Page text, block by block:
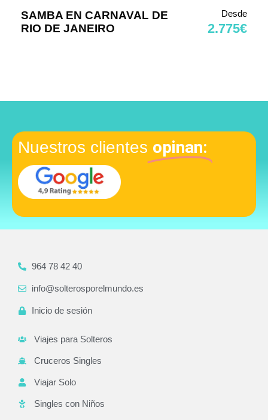
SAMBA EN CARNAVAL DE
RIO DE JANEIRO
Desde
2.775€
Nuestros clientes opinan:
964 78 42 40
info@solterosporelmundo.es
Inicio de sesión
Viajes para Solteros
Cruceros Singles
Viajar Solo
Singles con Niños